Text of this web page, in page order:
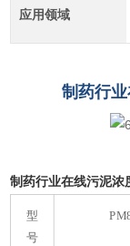
应用领域
制药行
制药行业在线污泥浓
型
号